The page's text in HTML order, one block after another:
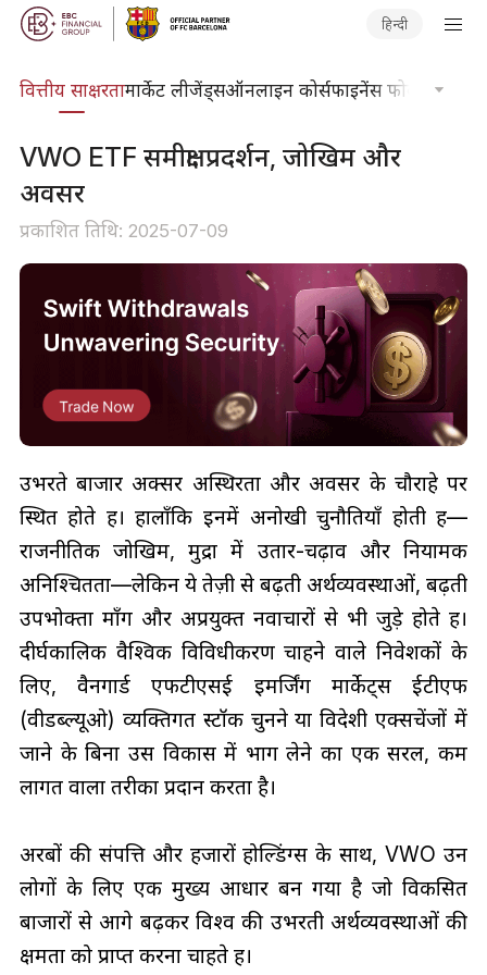
हिन्दी
वित्तीय साक्षरतामार्केट लीजेंड्सऑनलाइन कोर्सफाइनेंस फोकस
VWO ETF समीक्षा: प्रदर्शन, जोखिम और
अवसर
प्रकाशित तिथि: 2025-07-09
उभरते बाजार अक्सर अस्थिरता और अवसर के चौराहे पर
स्थित होते हैं। हालाँकि इनमें अनोखी चुनौतियाँ होती हैं—
राजनीतिक जोखिम, मुद्रा में उतार-चढ़ाव और नियामक
अनिश्चितता—लेकिन ये तेज़ी से बढ़ती अर्थव्यवस्थाओं, बढ़ती
उपभोक्ता माँग और अप्रयुक्त नवाचारों से भी जुड़े होते हैं।
दीर्घकालिक वैश्विक विविधीकरण चाहने वाले निवेशकों के
लिए, वैनगार्ड एफटीएसई इमर्जिंग मार्केट्स ईटीएफ
(वीडब्ल्यूओ) व्यक्तिगत स्टॉक चुनने या विदेशी एक्सचेंजों में
जाने के बिना उस विकास में भाग लेने का एक सरल, कम
लागत वाला तरीका प्रदान करता है।
अरबों की संपत्ति और हजारों होल्डिंग्स के साथ, VWO उन
लोगों के लिए एक मुख्य आधार बन गया है जो विकसित
बाजारों से आगे बढ़कर विश्व की उभरती अर्थव्यवस्थाओं की
क्षमता को प्राप्त करना चाहते हैं।